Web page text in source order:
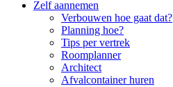
Zelf aannemen
Verbouwen hoe gaat dat?
Planning hoe?
Tips per vertrek
Roomplanner
Architect
Afvalcontainer huren